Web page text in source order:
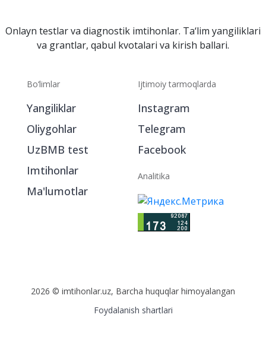
Onlayn testlar va diagnostik imtihonlar. Ta‘lim yangiliklari
va grantlar, qabul kvotalari va kirish ballari.
Bo‘limlar
Yangiliklar
Oliygohlar
UzBMB test
Imtihonlar
Ma'lumotlar
Ijtimoiy tarmoqlarda
Instagram
Telegram
Facebook
Analitika
2026 © imtihonlar.uz, Barcha huquqlar himoyalangan
Foydalanish shartlari